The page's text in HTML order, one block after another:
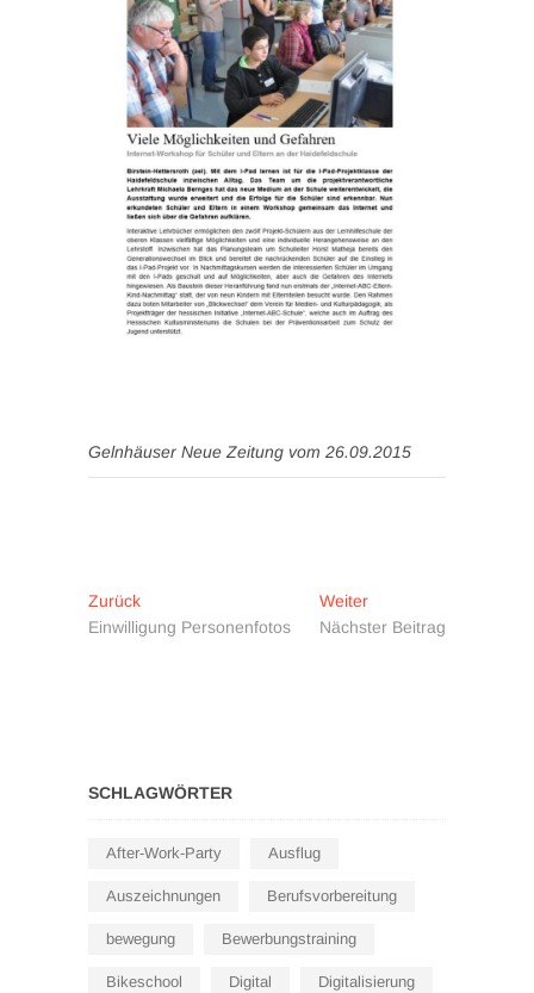
Gelnhäuser Neue Zeitung vom 26.09.2015
Beitragsnavigation
ZurückVorheriger
Beitrag:
Einwilligung Personenfotos
WeiterNächster
Beitrag:
Nächster Beitrag
SCHLAGWÖRTER
After-Work-Party Ausflug
Auszeichnungen Berufsvorbereitung
bewegung Bewerbungstraining
Bikeschool Digital Digitalisierung